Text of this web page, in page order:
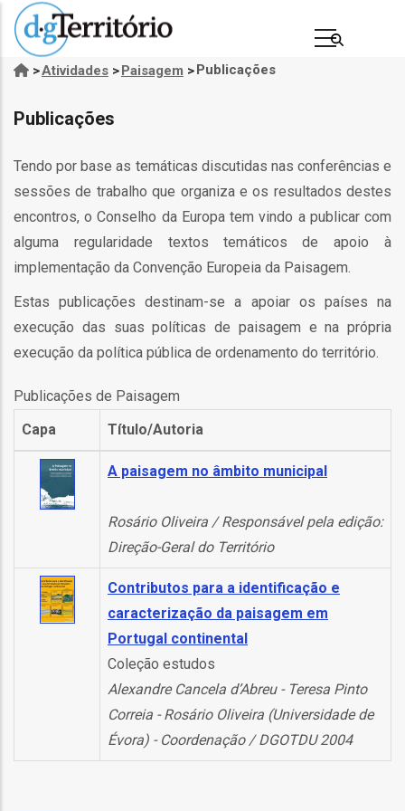
Passar
para
principal
Navegação
estrutural
>Atividades>Paisagem >Publicações
Publicações
Tendo por base as temáticas discutidas nas conferências e
sessões de trabalho que organiza e os resultados destes
encontros, o Conselho da Europa tem vindo a publicar com
alguma regularidade textos temáticos de apoio à
implementação da Convenção Europeia da Paisagem.
Estas publicações destinam-se a apoiar os países na
execução das suas políticas de paisagem e na própria
execução da política pública de ordenamento do território.
Publicações de Paisagem
Capa
Título/Autoria
A paisagem no âmbito municipal
Rosário Oliveira / Responsável pela edição:
Direção-Geral do Território
Contributos para a identificação e
caracterização da paisagem em
Portugal continental
Coleção estudos
Alexandre Cancela d’Abreu - Teresa Pinto
Correia - Rosário Oliveira (Universidade de
Évora) - Coordenação / DGOTDU 2004